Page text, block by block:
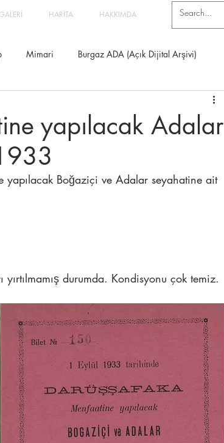
HARİTA HAKKIMDA
Mimari Burgaz ADA (Açık Dijital Arşivi)
yapılacak Adalar
Boğaziçi ve Adalar seyahatine ait
durumda. Kondisyonu çok temiz.